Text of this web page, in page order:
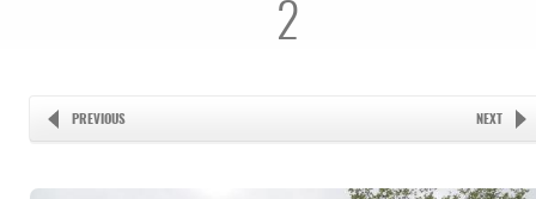
2
PREVIOUS NEXT